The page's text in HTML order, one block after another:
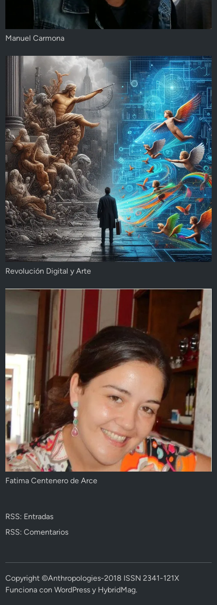
Manuel Carmona
Revolución Digital y Arte
Fatima Centenero de Arce
RSS: Entradas
RSS: Comentarios
Copyright ©Anthropologies-2018 ISSN 2341-121X
Funciona conWordPress y HybridMag.